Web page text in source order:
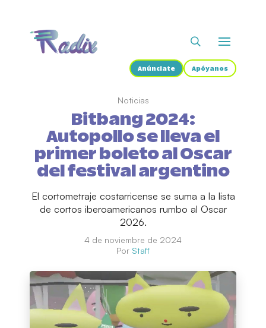
Anúnciate Apóyanos
Noticias
Bitbang 2024:
Autopollo se lleva el
primer boleto al Oscar
del festival argentino
El cortometraje costarricense se suma a la lista
de cortos iberoamericanos rumbo al Oscar
2026.
4 de noviembre de 2024
Por Staff